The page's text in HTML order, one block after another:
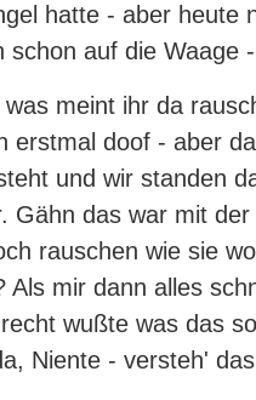
hatte - aber heute
schon auf die Waage
meint ihr da
erstmal doof - aber
und wir standen
Gähn das war mit
rauschen wie sie
Als mir dann alles
wußte was das
Niente - versteh'